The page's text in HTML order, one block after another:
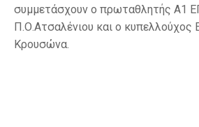
συμμετάσχουν ο πρωταθλητής Α1
Π.Ο.Ατσαλένιου και ο
Κρουσώνα.